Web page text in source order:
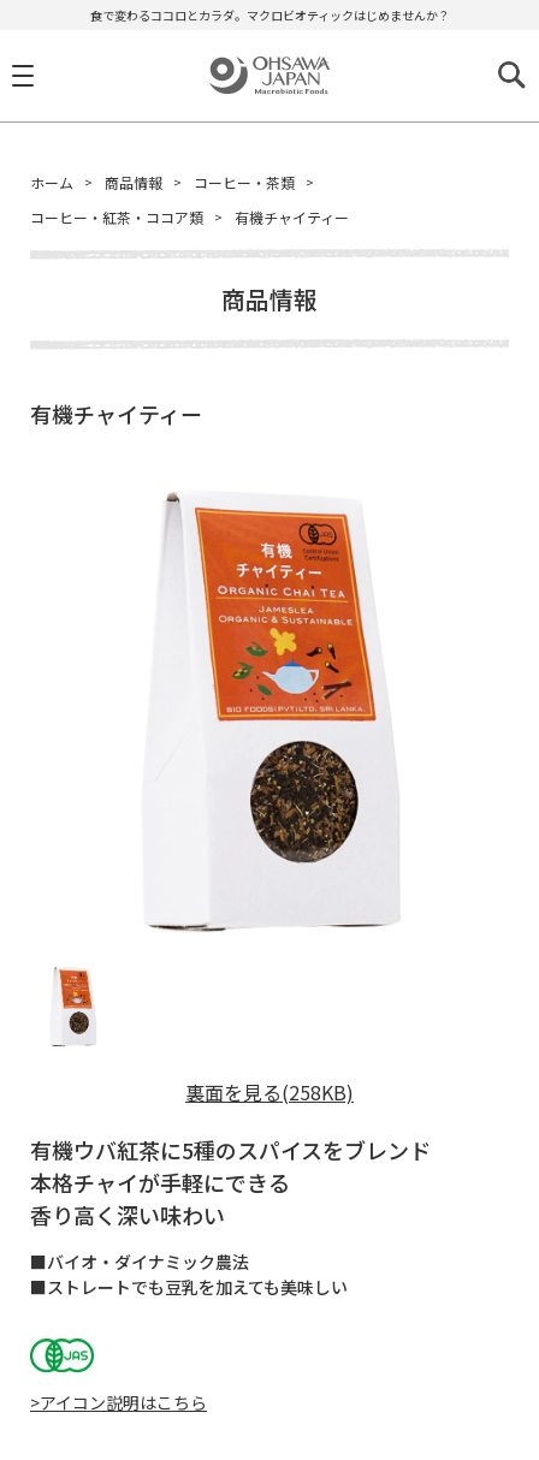
食で変わるココロとカラダ。マクロビオティックはじめませんか？
ホーム 商品情報
コーヒー・茶類
コーヒー・紅茶・ココア類
有機チャイティー
商品情報
有機チャイティー
裏面を見る(258KB)
有機ウバ紅茶に5種のスパイスをブレンド
本格チャイが手軽にできる
香り高く深い味わい
■バイオ・ダイナミック農法
■ストレートでも豆乳を加えても美味しい
>アイコン説明はこちら